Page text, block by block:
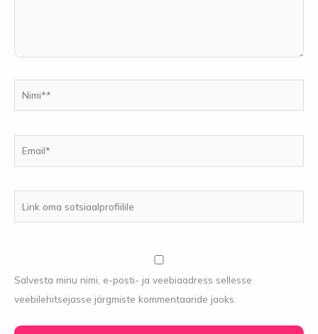
oma
Salvesta minu nimi, e-posti- ja veebiaadress sellesse
veebilehitsejasse järgmiste kommentaaride jaoks.